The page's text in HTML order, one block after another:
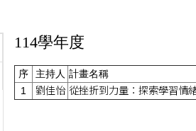
114學年度
序 主持人 計畫名稱
1 劉佳怡 從挫折到力量：探索學習情